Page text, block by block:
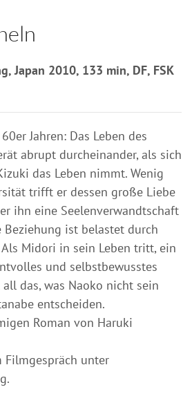
Japan 2010, 133 min, DF, FSK
Jahren: Das Leben des
abrupt durcheinander, als sich
das Leben nimmt. Wenig
trifft er dessen große Liebe
ihn eine Seelenverwandtschaft
ist belastet durch
Midori in sein Leben tritt, ein
und selbstbewusstes
das, was Naoko nicht sein
entscheiden.
Roman von Haruki
Filmgespräch unter